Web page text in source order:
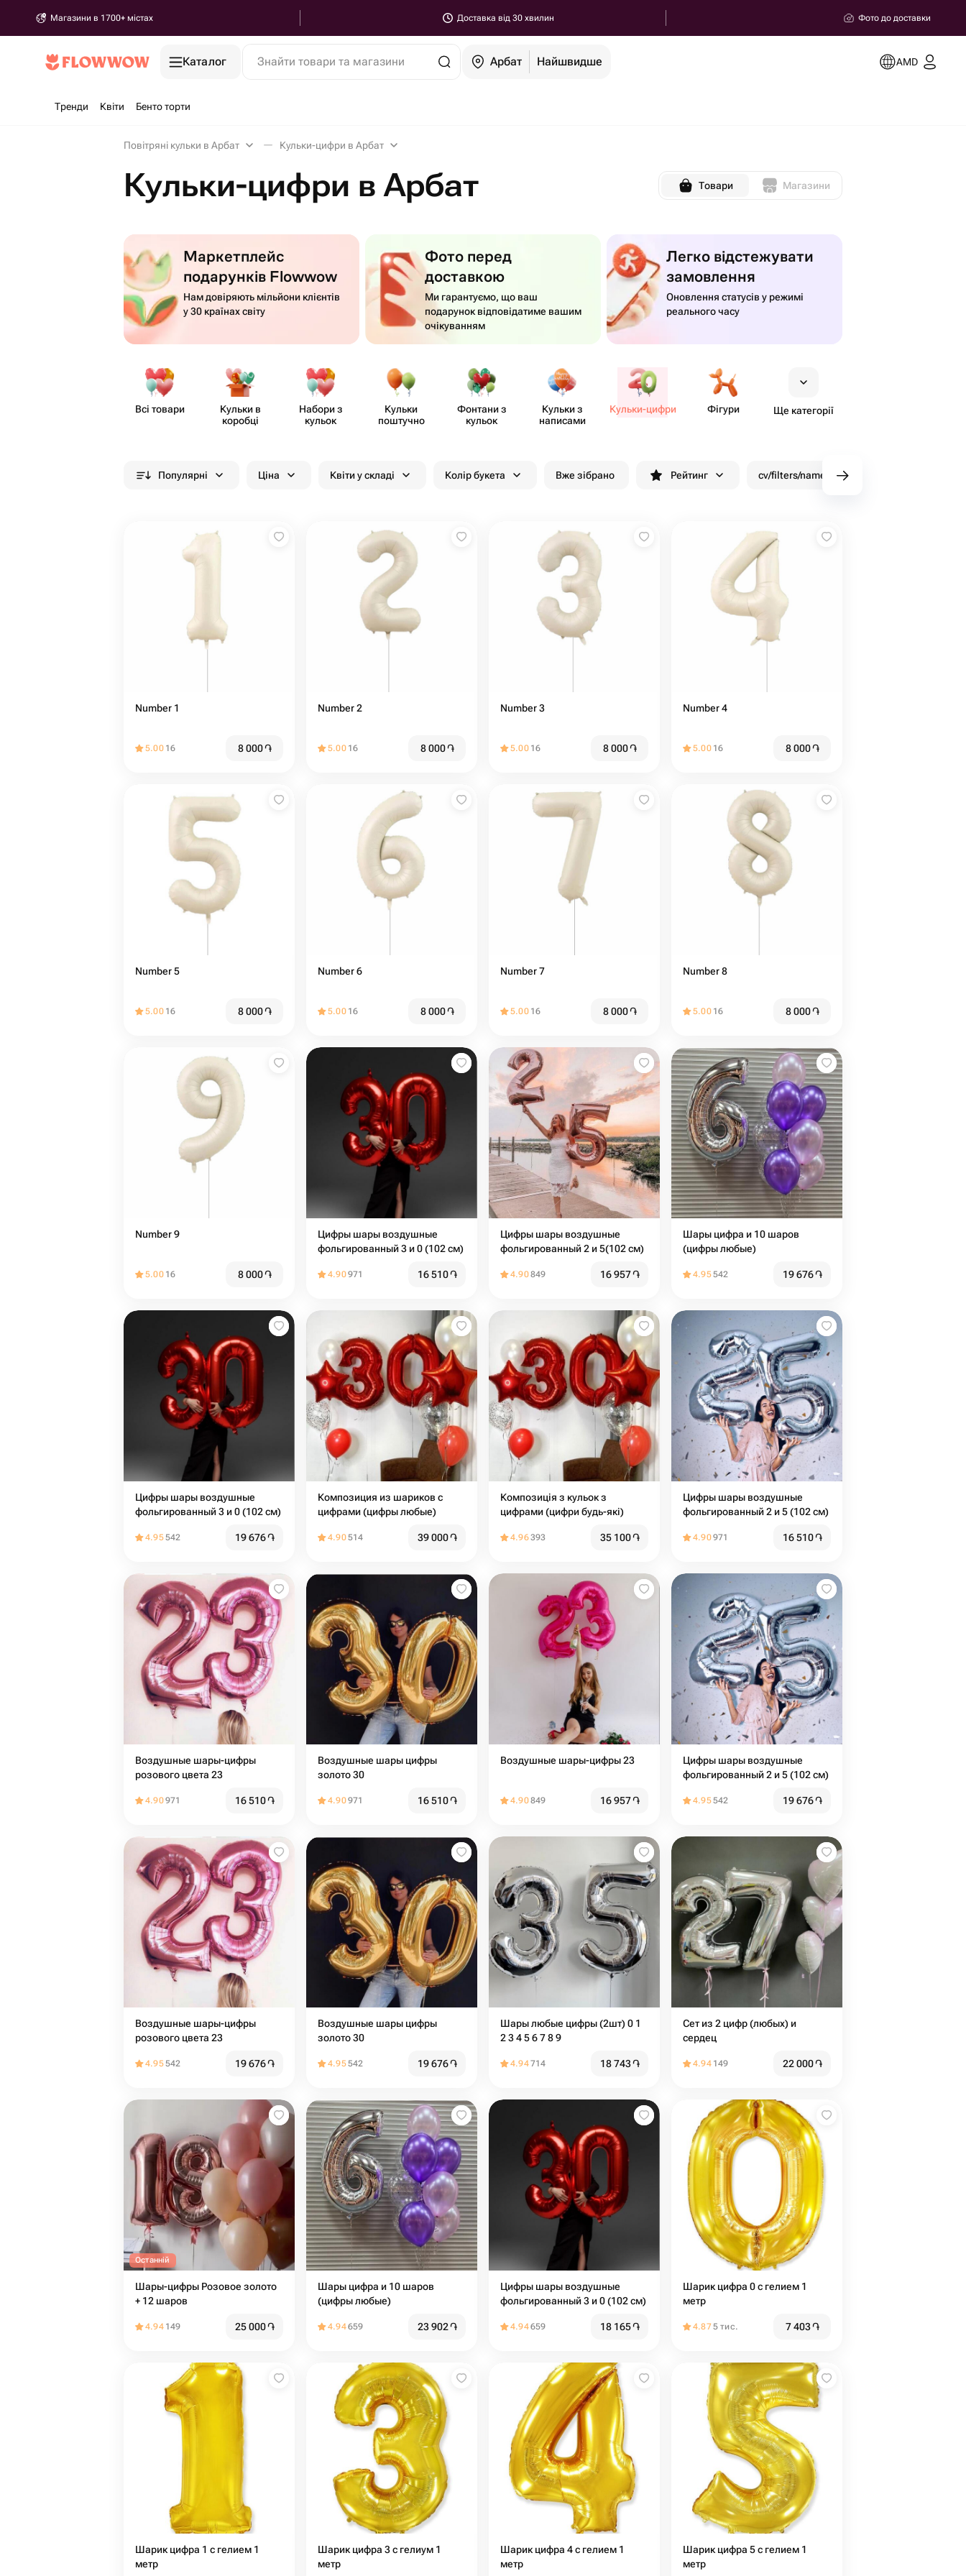
Магазини в 1700+ містах Доставка від 30 хвилин Фото до доставки
Каталог Знайти товари та магазини Арбат Найшвидше AMD
Тренди Квіти Бенто торти
Повітряні кульки в Арбат Кульки-цифри в Арбат
Кульки-цифри в Арбат Товари Магазини
Маркетплейс
подарунків Flowwow
Нам довіряють мільйони клієнтів
у 30 країнах світу
Фото перед
доставкою
Ми гарантуємо, що ваш
подарунок відповідатиме вашим
очікуванням
Легко відстежувати
замовлення
Оновлення статусів у режимі
реального часу
Всі товари
Кульки в
коробці
Набори з
кульок
Кульки
поштучно
Фонтани з
кульок
Кульки з
написами
Кульки​-цифри Фігури Ще категорії
Популярні Ціна Квіти у складі Колір букета Вже зібрано Рейтинг cv/filters/name_fast_delivery
Number 1
5.00 16 8 000֏
Number 2
5.00 16 8 000֏
Number 3
5.00 16 8 000֏
Number 4
5.00 16 8 000֏
Number 5
5.00 16 8 000֏
Number 6
5.00 16 8 000֏
Number 7
5.00 16 8 000֏
Number 8
5.00 16 8 000֏
Number 9
5.00 16 8 000֏
Цифры шары воздушные
фольгированный 3 и 0 (102 см)
4.90971 16 510֏
Цифры шары воздушные
фольгированный 2 и 5(102 см)
4.90849 16 957֏
Шары цифра и 10 шаров
(цифры любые)
4.95542 19 676֏
Цифры шары воздушные
фольгированный 3 и 0 (102 см)
4.95542 19 676֏
Композиция из шариков с
цифрами (цифры любые)
4.90514 39 000֏
Композиція з кульок з
цифрами (цифри будь-які)
4.96393 35 100֏
Цифры шары воздушные
фольгированный 2 и 5 (102 см)
4.90971 16 510֏
Воздушные шары-цифры
розового цвета 23
4.90971 16 510֏
Воздушные шары цифры
золото 30
4.90971 16 510֏
Воздушные шары-цифры 23
4.90849 16 957֏
Цифры шары воздушные
фольгированный 2 и 5 (102 см)
4.95542 19 676֏
Воздушные шары-цифры
розового цвета 23
4.95542 19 676֏
Воздушные шары цифры
золото 30
4.95542 19 676֏
Шары любые цифры (2шт) 0 1
2 3 4 5 6 7 8 9
4.94714 18 743֏
Сет из 2 цифр (любых) и
сердец
4.94 149 22 000֏
Останній
Шары-цифры Розовое золото
+ 12 шаров
4.94 149 25 000֏
Шары цифра и 10 шаров
(цифры любые)
4.94659 23 902֏
Цифры шары воздушные
фольгированный 3 и 0 (102 см)
4.94659 18 165֏
Шарик цифра 0 с гелием 1
метр
4.875 тис. 7 403֏
Шарик цифра 1 с гелием 1
метр
Шарик цифра 3 с гелиум 1
метр
Шарик цифра 4 с гелием 1
метр
Шарик цифра 5 с гелием 1
метр